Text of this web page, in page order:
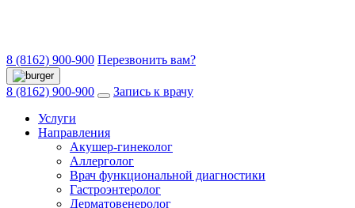
8 (8162) 900-900 Перезвонить вам?
8 (8162) 900-900
Запись к врачу
Услуги
Направления
Акушер-гинеколог
Аллерголог
Врач функциональной диагностики
Гастроэнтеролог
Дерматовенеролог